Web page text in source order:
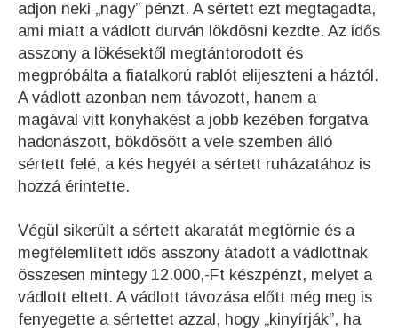
adjon neki „nagy” pénzt. A sértett ezt megtagadta,
ami miatt a vádlott durván lökdösni kezdte. Az idős
asszony a lökésektől megtántorodott és
megpróbálta a fiatalkorú rablót elijeszteni a háztól.
A vádlott azonban nem távozott, hanem a
magával vitt konyhakést a jobb kezében forgatva
hadonászott, bökdösött a vele szemben álló
sértett felé, a kés hegyét a sértett ruházatához is
hozzá érintette.
Végül sikerült a sértett akaratát megtörnie és a
megfélemlített idős asszony átadott a vádlottnak
összesen mintegy 12.000,-Ft készpénzt, melyet a
vádlott eltett. A vádlott távozása előtt még meg is
fenyegette a sértettet azzal, hogy „kinyírják”, ha